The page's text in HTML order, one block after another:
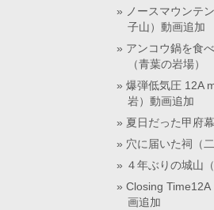
ノースマウンテ
子山）動画追加
アンコウ鍋を食
（青葉の岩場）
爆弾低気圧 12A
岩）動画追加
夏日だった甲府幕
穴に届いた祠（二
４年ぶりの城山（
Closing Time12A
画追加